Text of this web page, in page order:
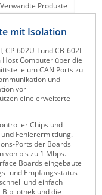
Verwandte Produkte
mit Isolation
CP-602U-I und CB-602I
Computer über die
um CAN Ports zu
und
vor
eine erweiterte
Chips und
Fehlerermittlung.
Ports der Boards
von bis zu 1 Mbps.
Boards eingebaute
und Empfangsstatus
und einfach
und die